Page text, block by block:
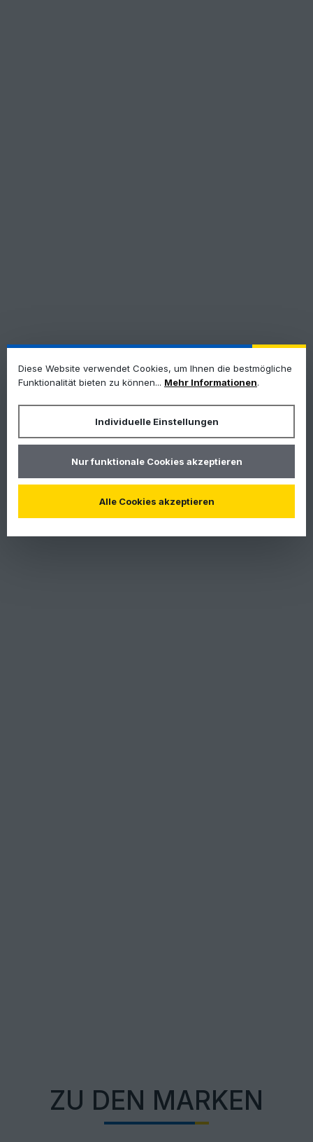
ZU DEN MARKEN
Diese Website verwendet Cookies, um Ihnen die bestmögliche
Funktionalität bieten zu können... Mehr Informationen.
Individuelle Einstellungen
Nur funktionale Cookies akzeptieren
Alle Cookies akzeptieren